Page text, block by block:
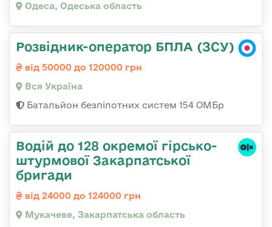
Одеса, Одеська область
Розвідник-оператор БПЛА (ЗСУ)
від 50000 до 120000 грн
Вся Україна
Батальйон безпілотних систем 154 ОМБр
Водій до 128 окремої гірсько-
штурмової Закарпатської
бригади
від 24000 до 124000 грн
Мукачеве, Закарпатська область